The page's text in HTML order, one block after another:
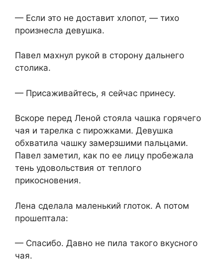
— Если это не доставит хлопот, — тихо
произнесла девушка.
Павел махнул рукой в сторону дальнего
столика.
— Присаживайтесь, я сейчас принесу.
Вскоре перед Леной стояла чашка горячего
чая и тарелка с пирожками. Девушка
обхватила чашку замерзшими пальцами.
Павел заметил, как по ее лицу пробежала
тень удовольствия от теплого
прикосновения.
Лена сделала маленький глоток. А потом
прошептала:
— Спасибо. Давно не пила такого вкусного
чая.